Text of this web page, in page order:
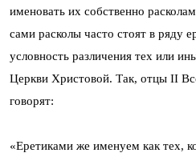
именовать их собственно
сами расколы часто стоят в ряду
условность различения тех или
Церкви Христовой. Так, отцы II
говорят:
«Еретиками же именуем как тех,